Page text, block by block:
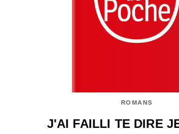
ROMANS
J'AI FAILLI TE DIRE